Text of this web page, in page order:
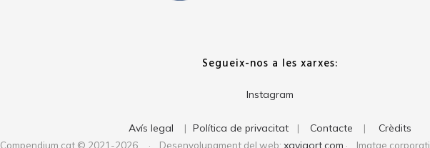
Segueix-nos a les xarxes:
Instagram
Avís legal | Política de privacitat | Contacte | Crèdits
Compendium.cat © 2021-2026 · Desenvolupament del web: xavigort.com · Imatge